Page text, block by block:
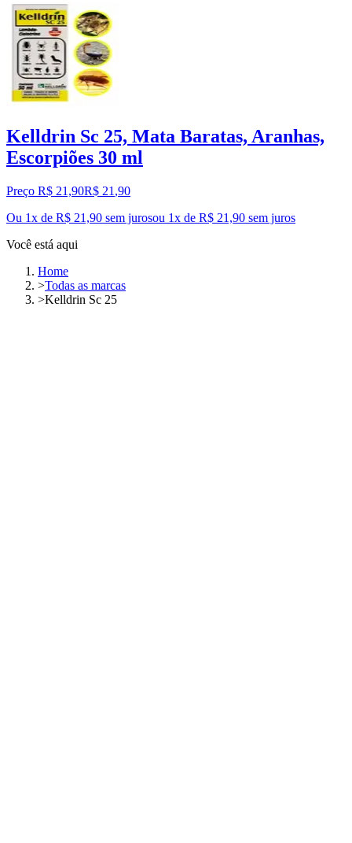
Kelldrin Sc 25, Mata Baratas, Aranhas,
Escorpiões 30 ml
Preço R$ 21,90R$ 21 ,90
Ou 1x de R$ 21,90 sem jurosou 1x de R$ 21,90 sem juros
Você está aqui
Home
>Todas as marcas
>Kelldrin Sc 25